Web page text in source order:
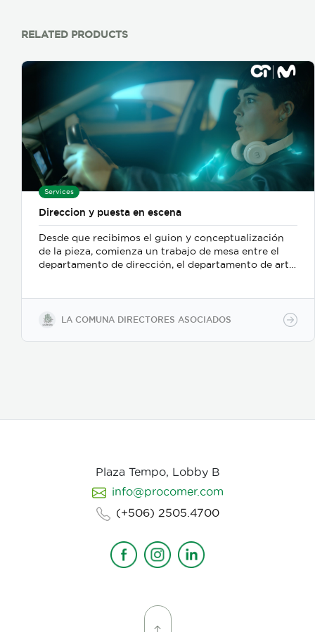
RELATED PRODUCTS
Services
Direccion y puesta en escena
Desde que recibimos el guion y conceptualización
de la pieza, comienza un trabajo de mesa entre el
departamento de dirección, el departamento de arte,
para los actores con instrucciones claras, paletas de
iluminación, el tono y linea de fotografia para cada
LA COMUNA DIRECTORES ASOCIADOS
Plaza Tempo, Lobby B
info@procomer.com
(+506) 2505.4700